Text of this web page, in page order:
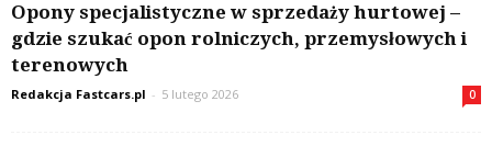
Opony specjalistyczne w sprzedaży hurtowej –
gdzie szukać opon rolniczych, przemysłowych i
terenowych
Redakcja Fastcars.pl - 5 lutego 2026 0